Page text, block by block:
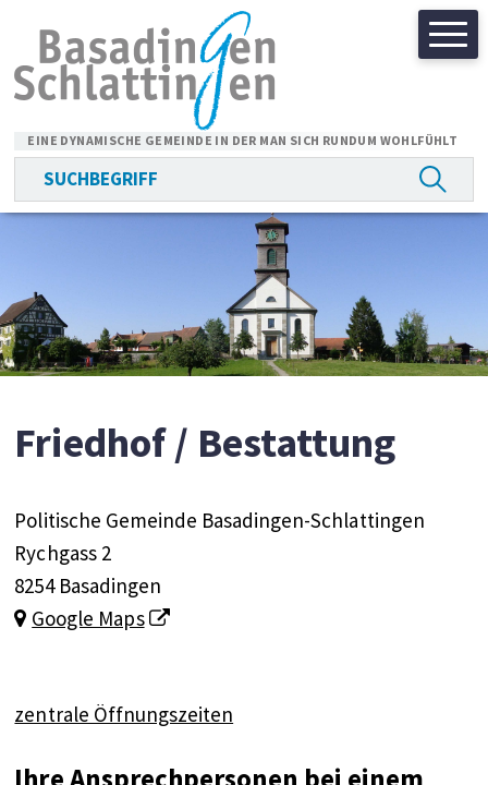
Navigieren in Basadingen-
Schnellnavigation
EINE DYNAMISCHE GEMEINDE IN DER MAN SICH RUNDUM WOHLFÜHLT
Suchbegriff
Hauptnavigation
Friedhof / Bestattung
Adresse
Politische Gemeinde Basadingen-Schlattingen
Rychgass 2
8254 Basadingen
Google Maps
zentrale Öffnungszeiten